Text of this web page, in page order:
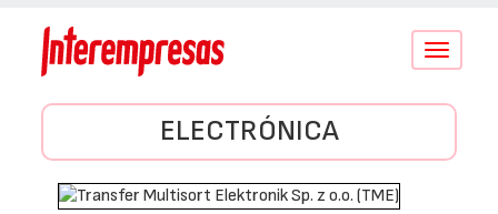
Conmutar
ELECTRÓNICA